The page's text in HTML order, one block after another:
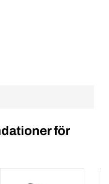
för